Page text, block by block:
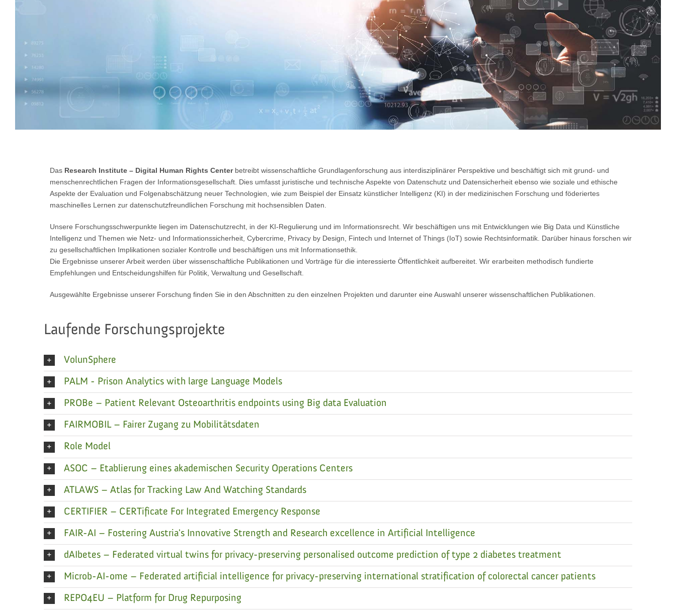
Das Research Institute – Digital Human Rights Centerbetreibt wissenschaftliche Grundlagenforschung aus interdisziplinärer Perspektive und beschäftigt sich mit grund- und
menschenrechtlichen Fragen der Informationsgesellschaft. Dies umfasst juristische und technische Aspekte von Datenschutz und Datensicherheit ebenso wie soziale und ethische
Aspekte der Evaluation und Folgenabschätzung neuer Technologien, wie zum Beispiel der Einsatz künstlicher Intelligenz (KI) in der medizinischen Forschung und föderiertes
maschinelles Lernen zur datenschutzfreundlichen Forschung mit hochsensiblen Daten.
Unsere Forschungsschwerpunkte liegen im Datenschutzrecht, in der KI-Regulierung und im Informationsrecht. Wir beschäftigen uns mit Entwicklungen wie Big Data und Künstliche
Intelligenz und Themen wie Netz- und Informationssicherheit, Cybercrime, Privacy by Design, Fintech und Internet of Things (IoT) sowie Rechtsinformatik. Darüber hinaus forschen wir
zu gesellschaftlichen Implikationen sozialer Kontrolle und beschäftigen uns mit Informationsethik.
Die Ergebnisse unserer Arbeit werden über wissenschaftliche Publikationen und Vorträge für die interessierte Öffentlichkeit aufbereitet. Wir erarbeiten methodisch fundierte
Empfehlungen und Entscheidungshilfen für Politik, Verwaltung und Gesellschaft.
Ausgewählte Ergebnisse unserer Forschung finden Sie in den Abschnitten zu den einzelnen Projekten und darunter eine Auswahl unserer wissenschaftlichen Publikationen.
Laufende Forschungsprojekte
VolunSphere
PALM - Prison Analytics with large Language Models
PROBe – Patient Relevant Osteoarthritis endpoints using Big data Evaluation
FAIRMOBIL – Fairer Zugang zu Mobilitätsdaten
Role Model
ASOC – Etablierung eines akademischen Security Operations Centers
ATLAWS – Atlas for Tracking Law And Watching Standards
CERTIFIER – CERTificate For Integrated Emergency Response
FAIR-AI – Fostering Austria's Innovative Strength and Research excellence in Artificial Intelligence
dAIbetes – Federated virtual twins for privacy-preserving personalised outcome prediction of type 2 diabetes treatment
Microb-AI-ome – Federated artificial intelligence for privacy-preserving international stratification of colorectal cancer patients
REPO4EU – Platform for Drug Repurposing